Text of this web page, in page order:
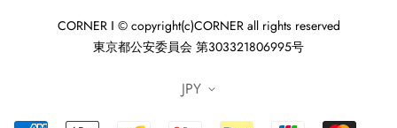
CORNER ‖ © copyright(c)CORNER all rights reserved
東京都公安委員会 第303321806995号
JPY